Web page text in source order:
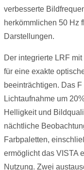
verbesserte
herkömmlichen 50 Hz
Darstellungen.
Der integrierte LRF
für eine exakte
beeinträchtigen. Das
Lichtaufnahme um
Helligkeit und
nächtliche
Farbpaletten,
ermöglicht das VISTA
Nutzung. Zwei